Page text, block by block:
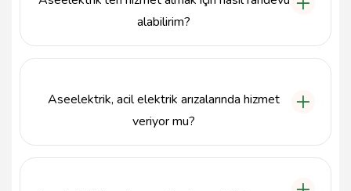
alabilirim?
Aseelektrik, acil elektrik arızalarında hizmet
veriyor mu?